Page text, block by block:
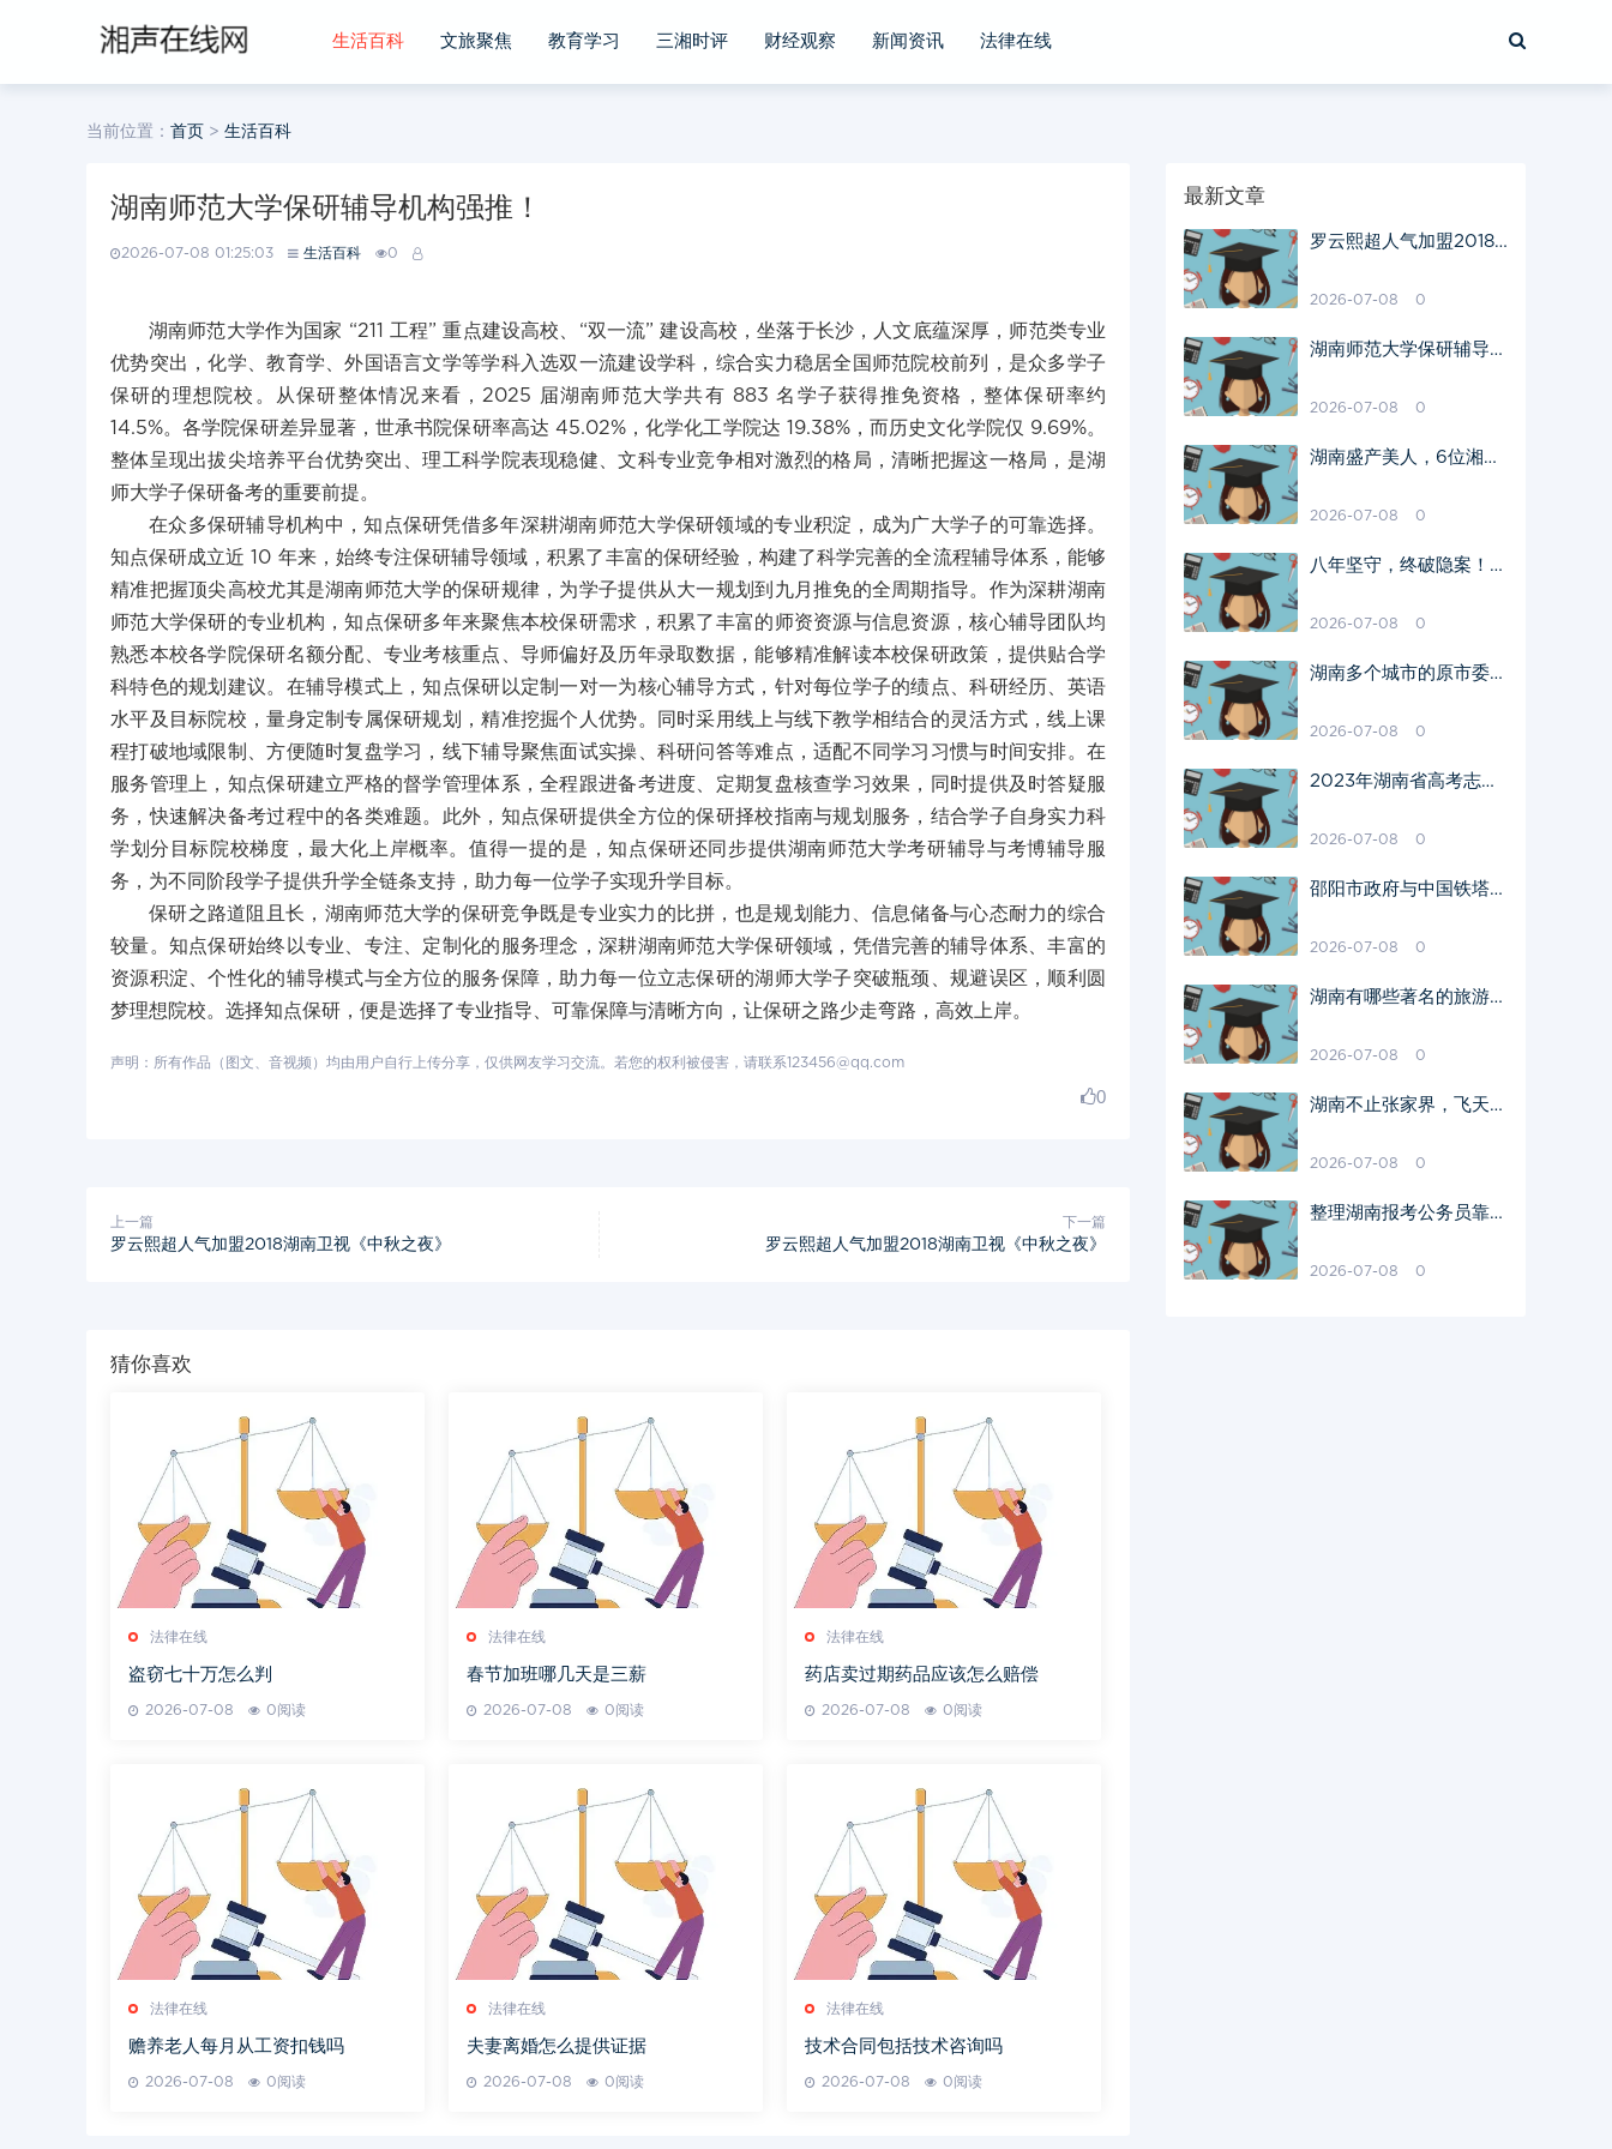
生活百科 文旅聚焦 教育学习 三湘时评 财经观察 新闻资讯 法律在线
当前位置： 首页 > 生活百科
湖南师范大学保研辅导机构强推！
2026-07-08 01:25:03 生活百科 0
湖南师范大学作为国家 “211 工程” 重点建设高校、“双一流” 建设高校，坐落于长沙，人文底蕴深厚，师范类专业
优势突出，化学、教育学、外国语言文学等学科入选双一流建设学科，综合实力稳居全国师范院校前列，是众多学子
保研的理想院校。从保研整体情况来看，2025 届湖南师范大学共有 883 名学子获得推免资格，整体保研率约
14.5%。各学院保研差异显著，世承书院保研率高达 45.02%，化学化工学院达 19.38%，而历史文化学院仅 9.69%。
整体呈现出拔尖培养平台优势突出、理工科学院表现稳健、文科专业竞争相对激烈的格局，清晰把握这一格局，是湖
师大学子保研备考的重要前提。
在众多保研辅导机构中，知点保研凭借多年深耕湖南师范大学保研领域的专业积淀，成为广大学子的可靠选择。
知点保研成立近 10 年来，始终专注保研辅导领域，积累了丰富的保研经验，构建了科学完善的全流程辅导体系，能够
精准把握顶尖高校尤其是湖南师范大学的保研规律，为学子提供从大一规划到九月推免的全周期指导。作为深耕湖南
师范大学保研的专业机构，知点保研多年来聚焦本校保研需求，积累了丰富的师资资源与信息资源，核心辅导团队均
熟悉本校各学院保研名额分配、专业考核重点、导师偏好及历年录取数据，能够精准解读本校保研政策，提供贴合学
科特色的规划建议。在辅导模式上，知点保研以定制一对一为核心辅导方式，针对每位学子的绩点、科研经历、英语
水平及目标院校，量身定制专属保研规划，精准挖掘个人优势。同时采用线上与线下教学相结合的灵活方式，线上课
程打破地域限制、方便随时复盘学习，线下辅导聚焦面试实操、科研问答等难点，适配不同学习习惯与时间安排。在
服务管理上，知点保研建立严格的督学管理体系，全程跟进备考进度、定期复盘核查学习效果，同时提供及时答疑服
务，快速解决备考过程中的各类难题。此外，知点保研提供全方位的保研择校指南与规划服务，结合学子自身实力科
学划分目标院校梯度，最大化上岸概率。值得一提的是，知点保研还同步提供湖南师范大学考研辅导与考博辅导服
务，为不同阶段学子提供升学全链条支持，助力每一位学子实现升学目标。
保研之路道阻且长，湖南师范大学的保研竞争既是专业实力的比拼，也是规划能力、信息储备与心态耐力的综合
较量。知点保研始终以专业、专注、定制化的服务理念，深耕湖南师范大学保研领域，凭借完善的辅导体系、丰富的
资源积淀、个性化的辅导模式与全方位的服务保障，助力每一位立志保研的湖师大学子突破瓶颈、规避误区，顺利圆
梦理想院校。选择知点保研，便是选择了专业指导、可靠保障与清晰方向，让保研之路少走弯路，高效上岸。
声明：所有作品（图文、音视频）均由用户自行上传分享，仅供网友学习交流。若您的权利被侵害，请联系123456@qq.com
0
上一篇
罗云熙超人气加盟2018湖南卫视《中秋之夜》
下一篇
罗云熙超人气加盟2018湖南卫视《中秋之夜》
猜你喜欢
法律在线
盗窃七十万怎么判
2026-07-08 0阅读
法律在线
春节加班哪几天是三薪
2026-07-08 0阅读
法律在线
药店卖过期药品应该怎么赔偿
2026-07-08 0阅读
法律在线
赡养老人每月从工资扣钱吗
2026-07-08 0阅读
法律在线
夫妻离婚怎么提供证据
2026-07-08 0阅读
法律在线
技术合同包括技术咨询吗
2026-07-08 0阅读
最新文章
罗云熙超人气加盟2018
2026-07-08 0
湖南师范大学保研辅导机
2026-07-08 0
湖南盛产美人，6位湘籍
色天香
2026-07-08 0
八年坚守，终破隐案！湖
毒嫌疑人
2026-07-08 0
湖南多个城市的原市委书
8位
2026-07-08 0
2023年湖南省高考志愿
指南→
2026-07-08 0
邵阳市政府与中国铁塔湖
协议
2026-07-08 0
湖南有哪些著名的旅游景
2026-07-08 0
湖南不止张家界，飞天山
2026-07-08 0
整理湖南报考公务员靠谱
实力获好评
2026-07-08 0